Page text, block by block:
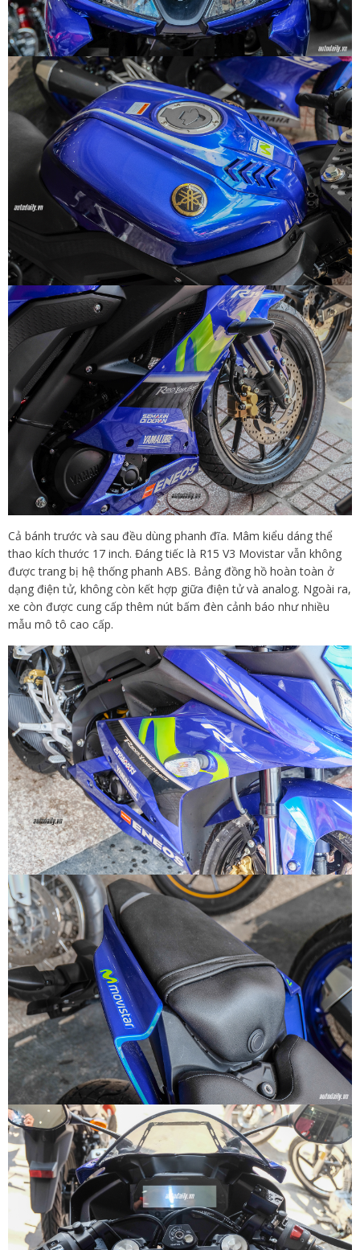
Cả bánh trước và sau đều dùng phanh đĩa. Mâm kiểu dáng thể
thao kích thước 17 inch. Đáng tiếc là R15 V3 Movistar vẫn không
được trang bị hệ thống phanh ABS. Bảng đồng hồ hoàn toàn ở
dạng điện tử, không còn kết hợp giữa điện tử và analog. Ngoài ra,
xe còn được cung cấp thêm nút bấm đèn cảnh báo như nhiều
mẫu mô tô cao cấp.